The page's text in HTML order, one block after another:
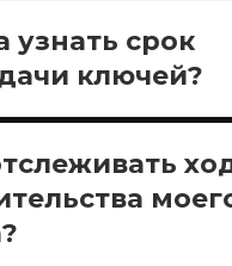
узнать срок
ключей?